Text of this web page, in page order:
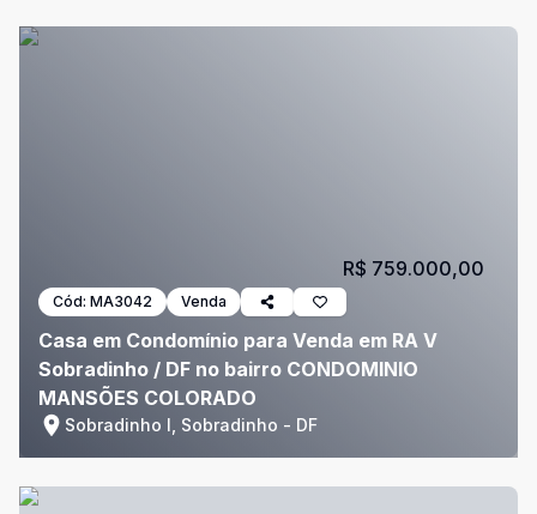
Cód: MA3042 Venda
Casa em Condomínio para Venda em RA V
Sobradinho / DF no bairro CONDOMINIO
MANSÕES COLORADO
Sobradinho I, Sobradinho - DF
R$ 759.000,00